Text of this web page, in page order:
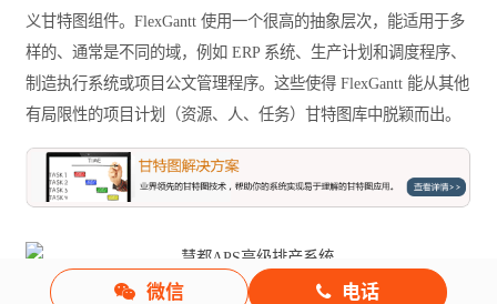
义甘特图组件。FlexGantt 使用一个很高的抽象层次，能适用于多
样的、通常是不同的域，例如 ERP 系统、生产计划和调度程序、
制造执行系统或项目公文管理程序。这些使得 FlexGantt 能从其他
有局限性的项目计划（资源、人、任务）甘特图库中脱颖而出。
微信 电话